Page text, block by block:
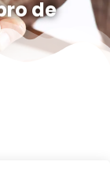
de